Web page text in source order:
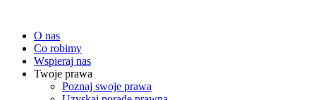
treści
O nas
Co robimy
Wspieraj nas
Twoje prawa
Poznaj swoje prawa